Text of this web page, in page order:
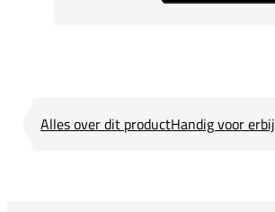
Alles over dit productHandig voor erbij